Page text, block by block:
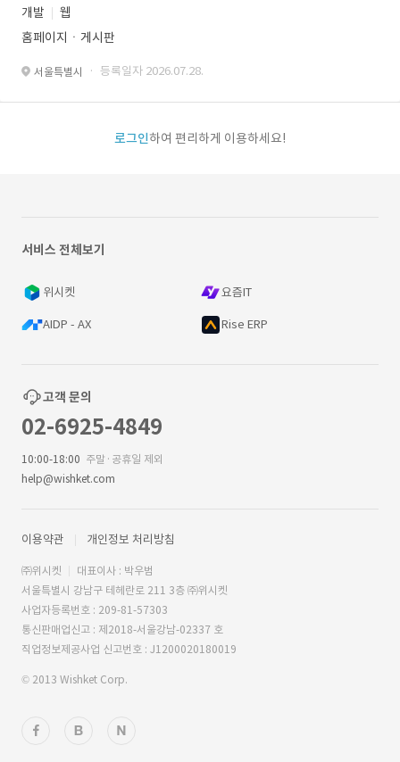
개발
웹
홈페이지ㆍ게시판
서울특별시 · 등록일자 2026.07.28.
로그인하여 편리하게 이용하세요!
서비스 전체보기
위시켓 요즘IT
AIDP - AX Rise ERP
고객 문의
02-6925-4849
10:00-18:00 주말·공휴일 제외
help@wishket.com
이용약관 개인정보 처리방침
㈜위시켓
대표이사 : 박우범
서울특별시 강남구 테헤란로 211 3층 ㈜위시켓
사업자등록번호 : 209-81-57303
통신판매업신고 : 제2018-서울강남-02337 호
직업정보제공사업 신고번호 : J1200020180019
© 2013 Wishket Corp.